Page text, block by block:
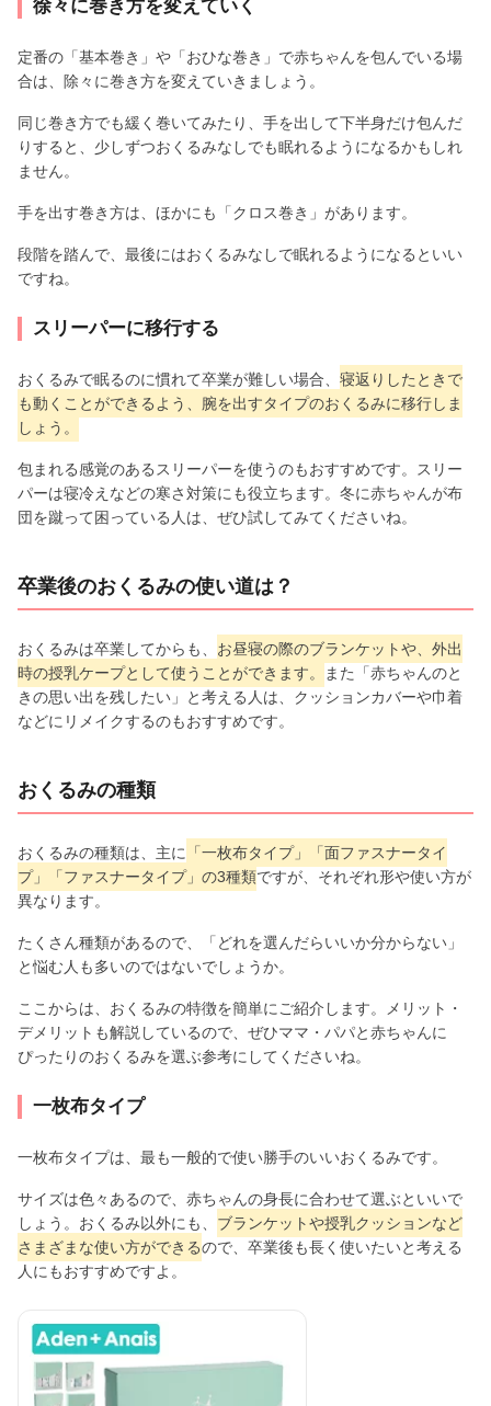
徐々に巻き方を変えていく
定番の「基本巻き」や「おひな巻き」で赤ちゃんを包んでいる場
合は、除々に巻き方を変えていきましょう。
同じ巻き方でも緩く巻いてみたり、手を出して下半身だけ包んだ
りすると、少しずつおくるみなしでも眠れるようになるかもしれ
ません。
手を出す巻き方は、ほかにも「クロス巻き」があります。
段階を踏んで、最後にはおくるみなしで眠れるようになるといい
ですね。
スリーパーに移行する
おくるみで眠るのに慣れて卒業が難しい場合、 寝返りしたときで
も動くことができるよう、腕を出すタイプのおくるみに移行しま
しょう。
包まれる感覚のあるスリーパーを使うのもおすすめです。スリー
パーは寝冷えなどの寒さ対策にも役立ちます。冬に赤ちゃんが布
団を蹴って困っている人は、ぜひ試してみてくださいね。
卒業後のおくるみの使い道は？
おくるみは卒業してからも、 お昼寝の際のブランケットや、外出
時の授乳ケープとして使うことができます。
また「赤ちゃんのと
きの思い出を残したい」と考える人は、クッションカバーや巾着
などにリメイクするのもおすすめです。
おくるみの種類
おくるみの種類は、主に
「一枚布タイプ」「面ファスナータイ
プ」「ファスナータイプ」の3種類ですが、それぞれ形や使い方が
異なります。
たくさん種類があるので、「どれを選んだらいいか分からない」
と悩む人も多いのではないでしょうか。
ここからは、おくるみの特徴を簡単にご紹介します。メリット・
デメリットも解説しているので、ぜひママ・パパと赤ちゃんに
ぴったりのおくるみを選ぶ参考にしてくださいね。
一枚布タイプ
一枚布タイプは、最も一般的で使い勝手のいいおくるみです。
サイズは色々あるので、赤ちゃんの身長に合わせて選ぶといいで
しょう。おくるみ以外にも、 ブランケットや授乳クッションなど
さまざまな使い方ができるので、卒業後も長く使いたいと考える
人にもおすすめですよ。